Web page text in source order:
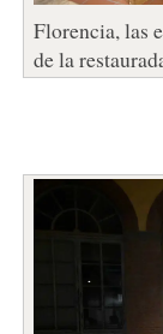
Florencia, las
de la